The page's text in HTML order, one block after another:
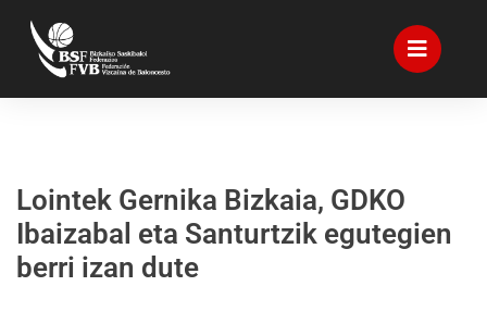
Lointek Gernika Bizkaia, GDKO
Ibaizabal eta Santurtzik egutegien
berri izan dute